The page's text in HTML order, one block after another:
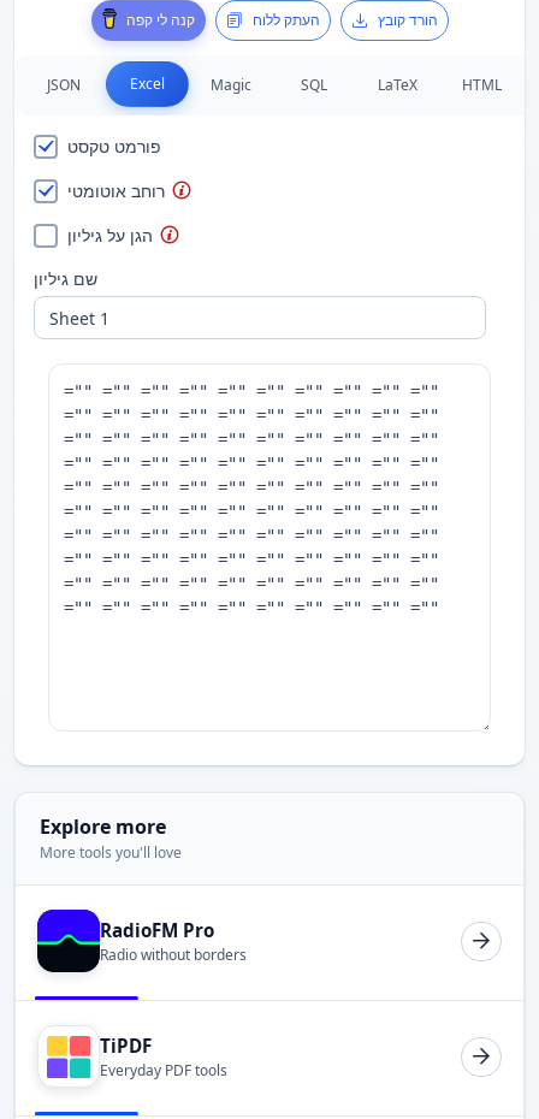
קנה לי קפה העתק ללוח הורד קובץ
JSON Excel Magic SQL LaTeX HTML
פורמט טקסט
רוחב אוטומטי
הגן על גיליון
שם גיליון
Explore more
More tools you'll love
RadioFM Pro
Radio without borders
TiPDF
Everyday PDF tools